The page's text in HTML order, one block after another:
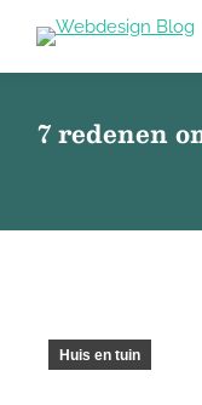
7 redenen
Huis en tuin